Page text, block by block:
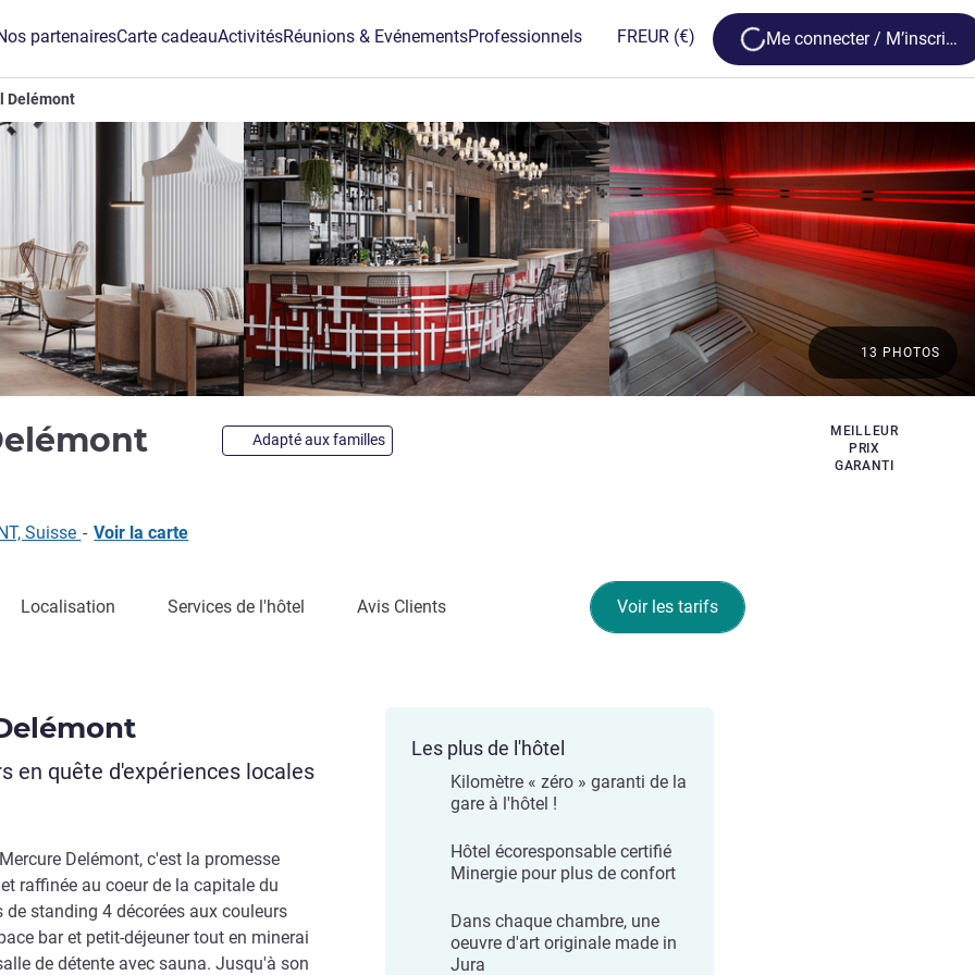
partenairesCarte cadeauActivitésRéunions & EvénementsProfessionnels FREUR (€) Loading...
Me connecter / M’inscrire
Delémont
4 étoilesAdapté aux familles
MEILLEUR
PRIX
GARANTI
13 PHOTOS
Suisse - Voir la carte
Voir les tarifs
Localisation Services de l'hôtel Avis Clients
en quête d'expériences locales
Delémont, c'est la promesse
raffinée au coeur de la capitale du
standing 4 décorées aux couleurs
bar et petit-déjeuner tout en minerai
de détente avec sauna. Jusqu'à son
Les plus de l'hôtel
Kilomètre « zéro » garanti de la
gare à l'hôtel !
Hôtel écoresponsable certifié
Minergie pour plus de confort
Dans chaque chambre, une
oeuvre d'art originale made in
Jura